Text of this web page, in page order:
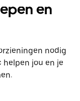
en
nodig
helpen jou en je